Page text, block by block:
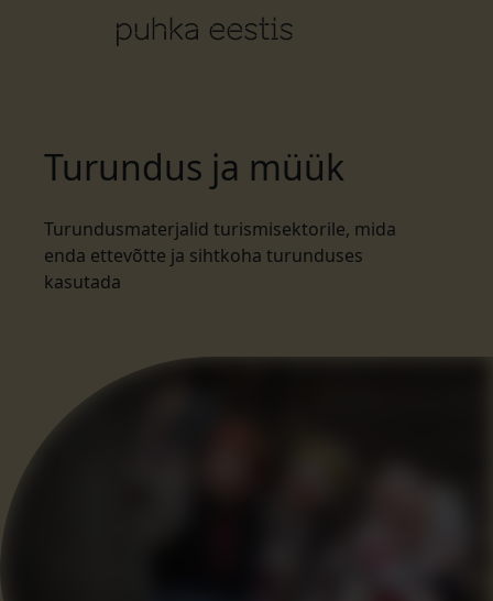
Turundus ja müük
Turundusmaterjalid turismisektorile, mida
enda ettevõtte ja sihtkoha turunduses
kasutada